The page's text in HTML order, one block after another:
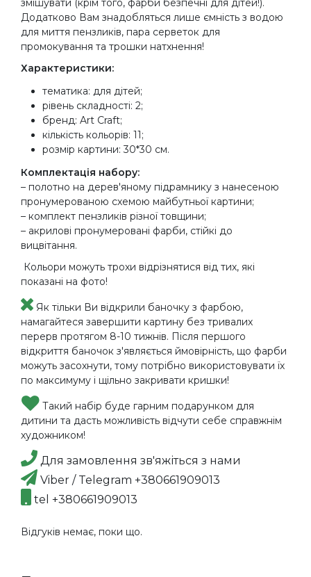
змішувати (крім того, фарби безпечні для дітей!).
Додатково Вам знадобляться лише ємність з водою
для миття пензликів, пара серветок для
промокування та трошки натхнення!
Характеристики:
тематика: для дітей;
рівень складності: 2;
бренд: Art Craft;
кількість кольорів: 11;
розмір картини: 30*30 см.
Комплектація набору:
– полотно на дерев'яному підрамнику з нанесеною
пронумерованою схемою майбутньої картини;
– комплект пензликів різної товщини;
– акрилові пронумеровані фарби, стійкі до
вицвітання.
Кольори можуть трохи відрізнятися від тих, які
показані на фото!
Як тільки Ви відкрили баночку з фарбою,
намагайтеся завершити картину без тривалих
перерв протягом 8-10 тижнів. Після першого
відкриття баночок з'являється ймовірність, що фарби
можуть засохнути, тому потрібно використовувати їх
по максимуму і щільно закривати кришки!
Такий набір буде гарним подарунком для
дитини та дасть можливість відчути себе справжнім
художником!
Для замовлення зв'яжіться з нами
Viber / Telegram +380661909013
tel +380661909013
Відгуків немає, поки що.